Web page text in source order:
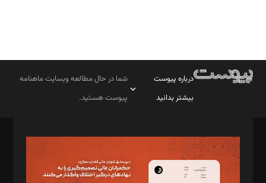
درباره پیوست
بیشتر بدانید
شما در حال مطالعه وبسایت ماهنامه
پیوست هستید.
مدیر مسئول: محمدباقر اثنی‌عشری
سردبیر: مهرک محمودی
دبیر تحریریه: میثم قاسمی